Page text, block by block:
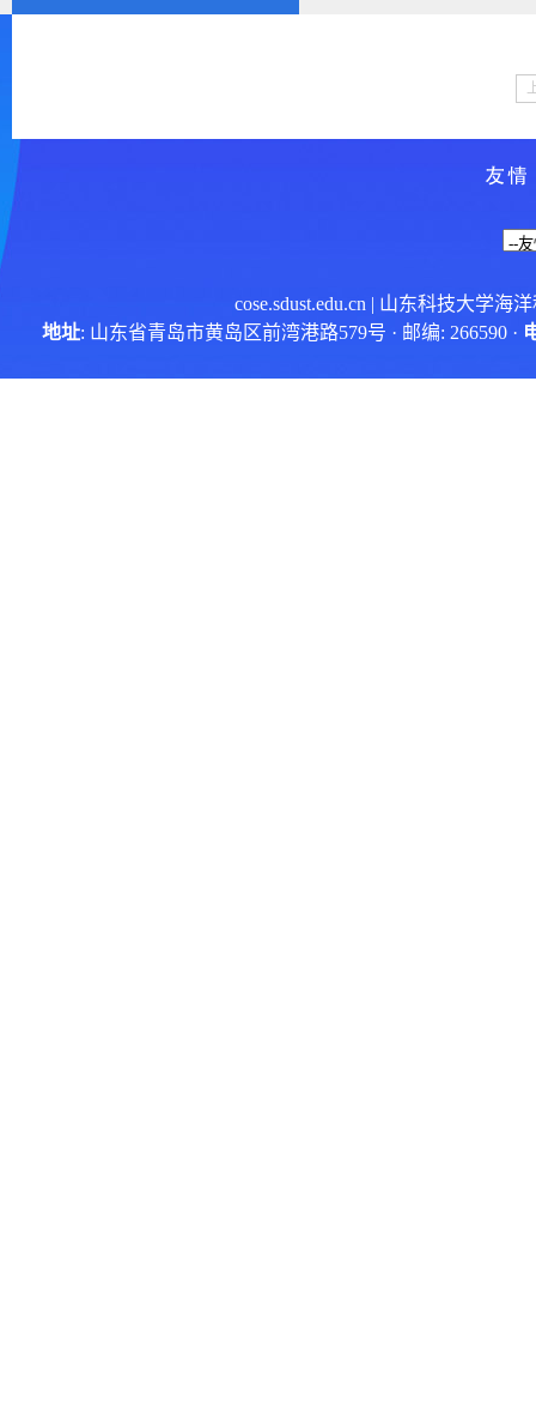
cose.sdust.edu.cn | 山东科技大学海
地址: 山东省青岛市黄岛区前湾港路579号 · 邮编: 266590 ·